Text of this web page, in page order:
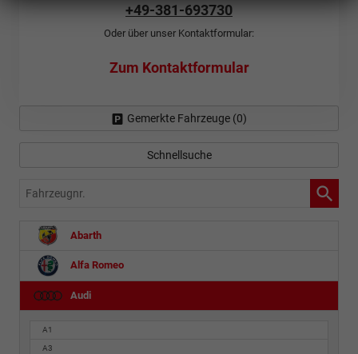
+49-381-693730
Oder über unser Kontaktformular:
Zum Kontaktformular
Gemerkte Fahrzeuge (0)
Schnellsuche
Fahrzeugnr.
Abarth
Alfa Romeo
Audi
A1
A3